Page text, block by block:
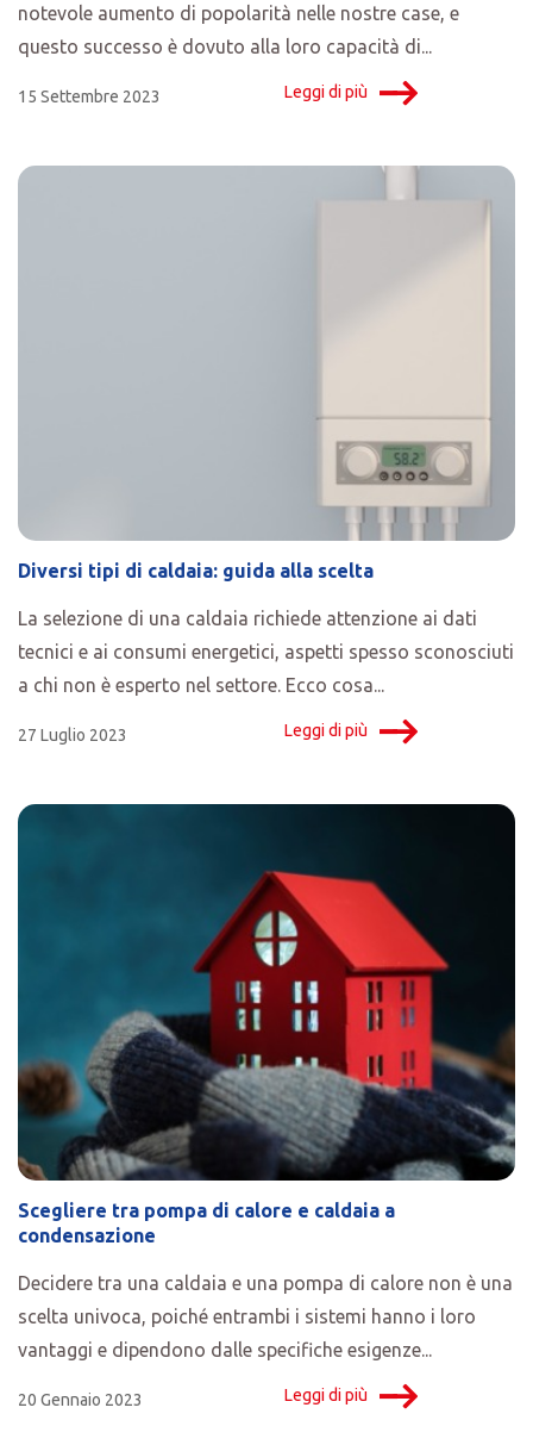
notevole aumento di popolarità nelle nostre case, e
questo successo è dovuto alla loro capacità di...
15 Settembre 2023 Leggi di più
Diversi tipi di caldaia: guida alla scelta
La selezione di una caldaia richiede attenzione ai dati
tecnici e ai consumi energetici, aspetti spesso sconosciuti
a chi non è esperto nel settore. Ecco cosa...
27 Luglio 2023 Leggi di più
Scegliere tra pompa di calore e caldaia a
condensazione
Decidere tra una caldaia e una pompa di calore non è una
scelta univoca, poiché entrambi i sistemi hanno i loro
vantaggi e dipendono dalle specifiche esigenze...
20 Gennaio 2023 Leggi di più